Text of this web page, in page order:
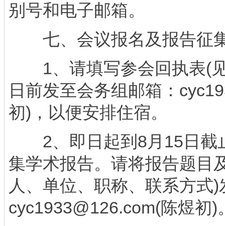
别号和电子邮箱。
七、会议报名及报告征
1、请填写参会回执表(见
日前发至会务组邮箱：
初)，以便安排住宿。
2、即日起到8月15日截
集学术报告。请将报告题目
人、单位、职称、联系方式
cyc1933@126.com(陈煜初)